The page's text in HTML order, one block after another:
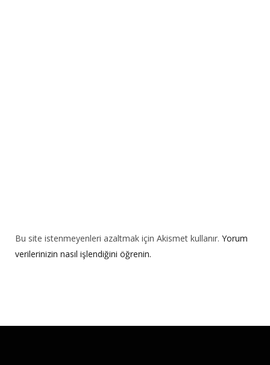
Bu site istenmeyenleri azaltmak için Akismet kullanır. Yorum
verilerinizin nasıl işlendiğini öğrenin.